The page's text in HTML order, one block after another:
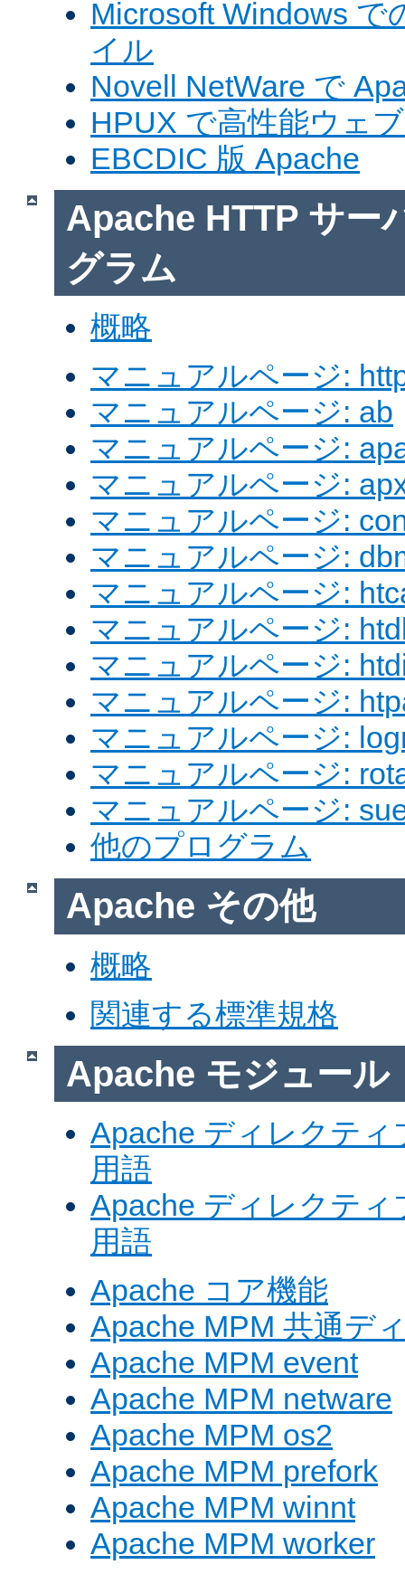
Microsoft Windows で
イル
Novell NetWare で
HPUX で高性能ウェ
EBCDIC 版 Apache
Apache HTTP サー
グラム
概略
マニュアルページ:
マニュアルページ: ab
マニュアルページ:
マニュアルページ:
マニュアルページ:
マニュアルページ:
マニュアルページ:
マニュアルページ:
マニュアルページ:
マニュアルページ:
マニュアルページ:
マニュアルページ:
マニュアルページ:
他のプログラム
Apache その他
概略
関連する標準規格
Apache モジュール
Apache ディレクテ
用語
Apache ディレクテ
用語
Apache コア機能
Apache MPM 共通デ
Apache MPM event
Apache MPM netware
Apache MPM os2
Apache MPM prefork
Apache MPM winnt
Apache MPM worker